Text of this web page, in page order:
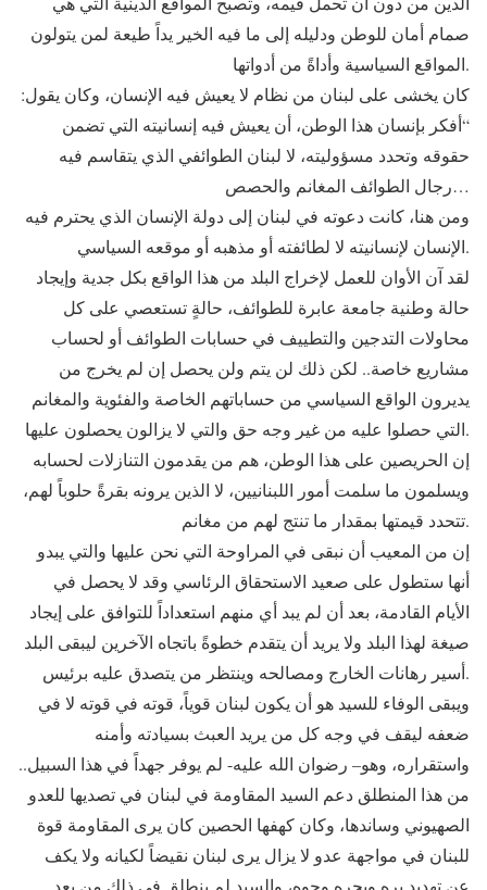
صمام أمان للوطن ودليله إلى ما فيه الخير يداً طيعة لمن يتولون
المواقع السياسية وأداةً من أدواتها.
كان يخشى على لبنان من نظام لا يعيش فيه الإنسان، وكان يقول:
“أفكر بإنسان هذا الوطن، أن يعيش فيه إنسانيته التي تضمن
حقوقه وتحدد مسؤوليته، لا لبنان الطوائفي الذي يتقاسم فيه
رجال الطوائف المغانم والحصص…
ومن هنا، كانت دعوته في لبنان إلى دولة الإنسان الذي يحترم فيه
الإنسان لإنسانيته لا لطائفته أو مذهبه أو موقعه السياسي.
لقد آن الأوان للعمل لإخراج البلد من هذا الواقع بكل جدية وإيجاد
حالة وطنية جامعة عابرة للطوائف، حالةٍ تستعصي على كل
محاولات التدجين والتطييف في حسابات الطوائف أو لحساب
مشاريع خاصة.. لكن ذلك لن يتم ولن يحصل إن لم يخرج من
يديرون الواقع السياسي من حساباتهم الخاصة والفئوية والمغانم
التي حصلوا عليه من غير وجه حق والتي لا يزالون يحصلون عليها.
إن الحريصين على هذا الوطن، هم من يقدمون التنازلات لحسابه
ويسلمون ما سلمت أمور اللبنانيين، لا الذين يرونه بقرةً حلوباً لهم،
تتحدد قيمتها بمقدار ما تنتج لهم من مغانم.
إن من المعيب أن نبقى في المراوحة التي نحن عليها والتي يبدو
أنها ستطول على صعيد الاستحقاق الرئاسي وقد لا يحصل في
الأيام القادمة، بعد أن لم يبد أي منهم استعداداً للتوافق على إيجاد
صيغة لهذا البلد ولا يريد أن يتقدم خطوةً باتجاه الآخرين ليبقى البلد
أسير رهانات الخارج ومصالحه وينتظر من يتصدق عليه برئيس.
ويبقى الوفاء للسيد هو أن يكون لبنان قوياً، قوته في قوته لا في
ضعفه ليقف في وجه كل من يريد العبث بسيادته وأمنه
واستقراره، وهو– رضوان الله عليه- لم يوفر جهداً في هذا السبيل..
من هذا المنطلق دعم السيد المقاومة في لبنان في تصديها للعدو
الصهيوني وساندها، وكان كهفها الحصين كان يرى المقاومة قوة
للبنان في مواجهة عدو لا يزال يرى لبنان نقيضاً لكيانه ولا يكف
عن تهديد بره وبحره وجوه، والسيد لم ينطلق في ذلك من بعدٍ